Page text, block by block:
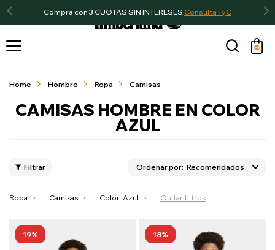
Compra con 3 CUOTAS SIN INTERESES Consulta TyC

Home Hombre Ropa Camisas
CAMISAS HOMBRE EN COLOR
AZUL
Recomendados
Ropa Camisas Color: Azul Quitar filtros
19 18